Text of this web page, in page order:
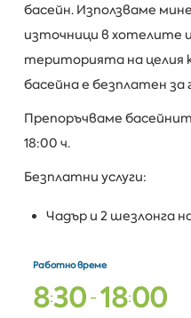
басейн. Използваме
източници в хотелите
територията на целия
басейна е безплатен
Препоръчваме
18:00 ч.
Безплатни услуги:
Чадър и 2 шезлонга
Работно време
8:30-18:00